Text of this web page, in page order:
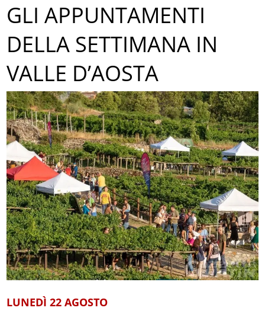
GLI APPUNTAMENTI
DELLA SETTIMANA IN
VALLE D’AOSTA
LUNEDÌ 22 AGOSTO